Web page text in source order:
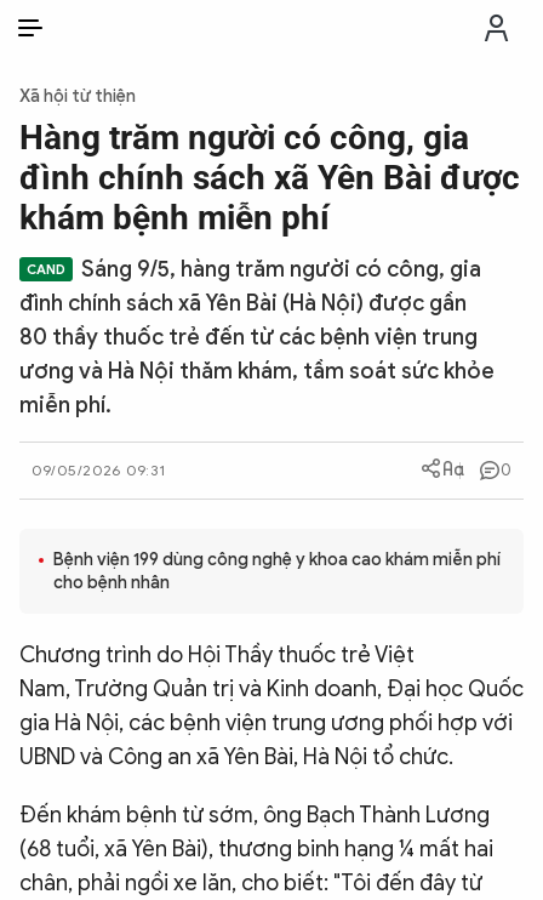
THỜI SỰ
CHỐNG DIỄN BIẾN HÒA BÌNH
CÔNG AN TRONG LÒNG DÂN
XÃ HỘI
PHÁP LUẬT
CÔNG NGHỆ
QUỐC TẾ
VĂN HÓA - THỂ THAO
BẠN ĐỌC & CAND
ĐA PHƯƠNG TIỆN
eMagazine
Podcast
Video Ảnh
Xã hội từ thiện
Hàng trăm người có công, gia
đình chính sách xã Yên Bài được
khám bệnh miễn phí
Sáng 9/5, hàng trăm người có công, gia
đình chính sách xã Yên Bài (Hà Nội) được gần
80 thầy thuốc trẻ đến từ các bệnh viện trung
ương và Hà Nội thăm khám, tầm soát sức khỏe
miễn phí.
09/05/2026 09:31 0
Bệnh viện 199 dùng công nghệ y khoa cao khám miễn phí
cho bệnh nhân
Chương trình do Hội Thầy thuốc trẻ Việt
Nam, Trường Quản trị và Kinh doanh, Đại học Quốc
gia Hà Nội, các bệnh viện trung ương phối hợp với
UBND và Công an xã Yên Bài, Hà Nội tổ chức.
Đến khám bệnh từ sớm, ông Bạch Thành Lương
(68 tuổi, xã Yên Bài), thương binh hạng ¼ mất hai
chân, phải ngồi xe lăn, cho biết: "Tôi đến đây từ